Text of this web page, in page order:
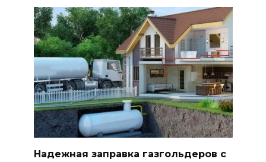
Надежная заправка газгольдеров с